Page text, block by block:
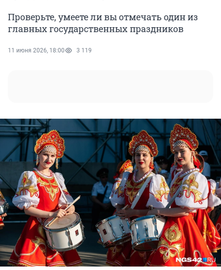
Проверьте, умеете ли вы отмечать один из
главных государственных праздников
11 июня 2026, 18:00 3 119